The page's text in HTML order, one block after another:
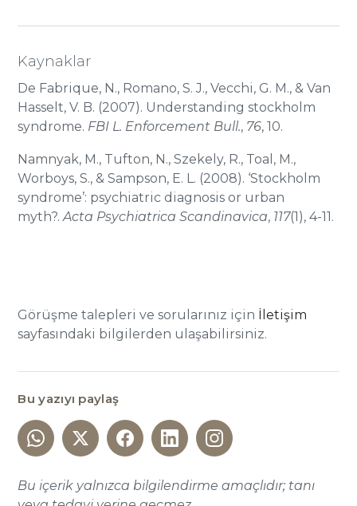
Kaynaklar
De Fabrique, N., Romano, S. J., Vecchi, G. M., & Van
Hasselt, V. B. (2007). Understanding stockholm
syndrome. FBI L. Enforcement Bull., 76, 10.
Namnyak, M., Tufton, N., Szekely, R., Toal, M.,
Worboys, S., & Sampson, E. L. (2008). ‘Stockholm
syndrome’: psychiatric diagnosis or urban
myth?.Acta Psychiatrica Scandinavica, 117(1), 4-11.
Görüşme talepleri ve sorularınız için İletişim
sayfasındaki bilgilerden ulaşabilirsiniz.
Bu yazıyı paylaş
Bu içerik yalnızca bilgilendirme amaçlıdır; tanı